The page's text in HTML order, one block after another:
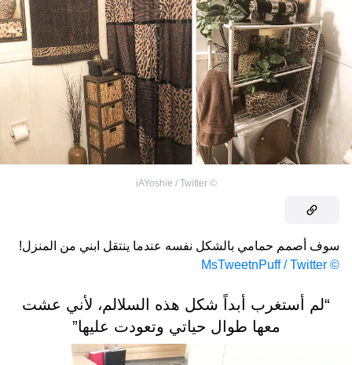
©
iAYoshie / Twitter
سوف أصمم حمامي بالشكل نفسه عندما ينتقل ابني من المنزل!
© MsTweetnPuff / Twitter
“لم أستغرب أبداً شكل هذه السلالم، لأني عشت
معها طوال حياتي وتعودت عليها”